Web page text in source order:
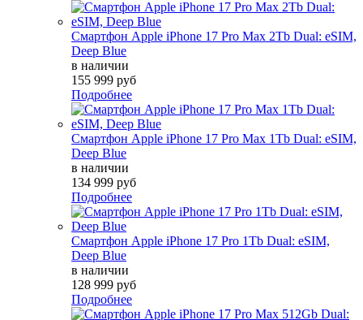
Смартфон Apple iPhone 17 Pro Max 2Tb Dual: eSIM,
Deep Blue
в наличии
155 999 руб
Подробнее
Смартфон Apple iPhone 17 Pro Max 1Tb Dual: eSIM,
Deep Blue
в наличии
134 999 руб
Подробнее
Смартфон Apple iPhone 17 Pro 1Tb Dual: eSIM,
Deep Blue
в наличии
128 999 руб
Подробнее